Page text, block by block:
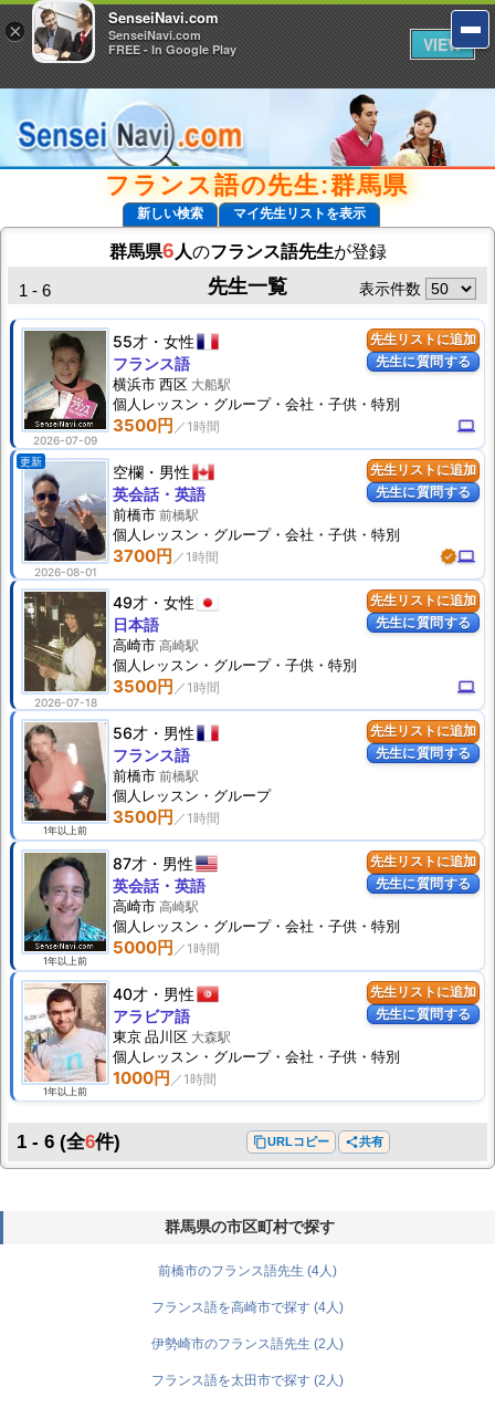
フランス語の先生:群馬県
新しい検索 マイ先生リストを表示
群馬県6 人のフランス語先生が登録
先生一覧
1 - 6 表示件数
先生リストに追加
先生に質問する
2026-07-09
55才 女性
3500円 computer
フランス語
横浜市 西区 大船駅
個人 レッスン ・グループ・会社・子供・特別
先生リストに追加
先生に質問する
更新
2026-08-01
空欄 男性
3700円 verifiedcomputer
英会話・英語
前橋市 前橋駅
個人 レッスン ・グループ・会社・子供・特別
先生リストに追加
先生に質問する
2026-07-18
49才 女性
3500円 computer
日本語
高崎市 高崎駅
個人 レッスン ・グループ・子供・特別
先生リストに追加
先生に質問する
1年以上前
56才 男性
3500円
フランス語
前橋市 前橋駅
個人 レッスン ・グループ
先生リストに追加
先生に質問する
1年以上前
87才 男性
5000円
英会話・英語
高崎市 高崎駅
個人 レッスン ・グループ・会社・子供・特別
先生リストに追加
先生に質問する
1年以上前
40才 男性
1000円
アラビア語
東京 品川区 大森駅
個人 レッスン ・グループ・会社・子供・特別
1 - 6 (全6件) content_copyURLコピー share共有
群馬県の市区町村で探す
前橋市のフランス語先生 (4人)
フランス語を高崎市で探す (4人)
伊勢崎市のフランス語先生 (2人)
フランス語を太田市で探す (2人)
×
SenseiNavi.com
SenseiNavi.com
FREE - In Google Play
VIEW
×
SenseiNavi.com
SenseiNavi.com
FREE - In Google Play
VIEW